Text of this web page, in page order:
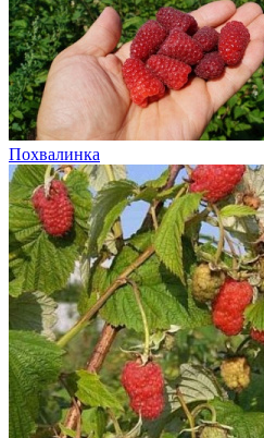
Похвалинка